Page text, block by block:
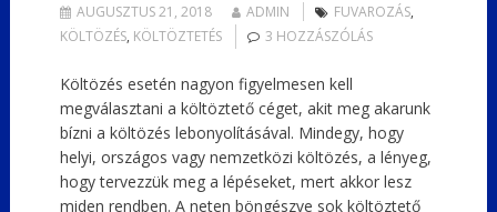
AUGUSZTUS 21, 2018 ADMIN FUVAROZÁS,
KÖLTÖZÉS, KÖLTÖZTETÉS 3 HOZZÁSZÓLÁS
Költözés esetén nagyon figyelmesen kell
megválasztani a költöztető céget, akit meg akarunk
bízni a költözés lebonyolításával. Mindegy, hogy
helyi, országos vagy nemzetközi költözés, a lényeg,
hogy tervezzük meg a lépéseket, mert akkor lesz
miden rendben. A neten böngészve sok költöztető